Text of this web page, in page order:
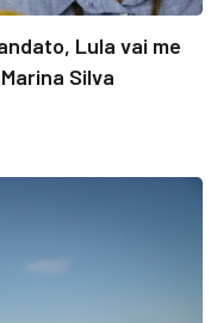
Lula vai me
Silva